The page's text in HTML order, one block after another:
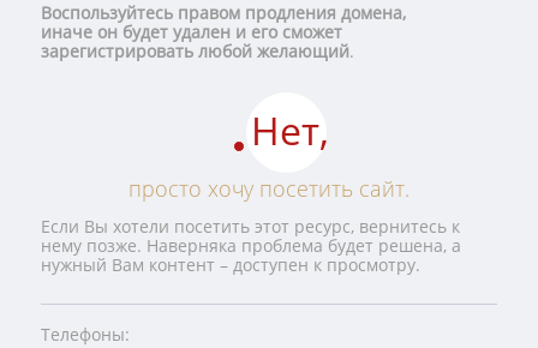
Воспользуйтесь правом продления домена,
иначе он будет удален и его сможет
зарегистрировать любой желающий.
Нет,
просто хочу посетить сайт.
Если Вы хотели посетить этот ресурс, вернитесь к
нему позже. Наверняка проблема будет решена, а
нужный Вам контент – доступен к просмотру.
Телефоны: